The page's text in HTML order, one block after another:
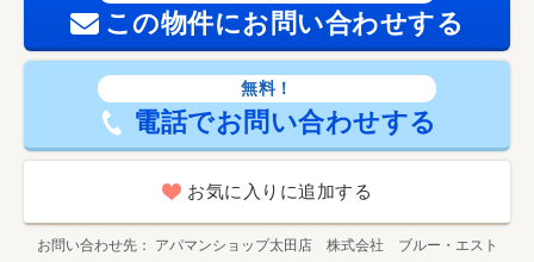
この物件にお問い合わせする
無料！
電話でお問い合わせする
お気に入りに追加する
お問い合わせ先
アパマンショップ太田店 株式会社 ブルー・エスト